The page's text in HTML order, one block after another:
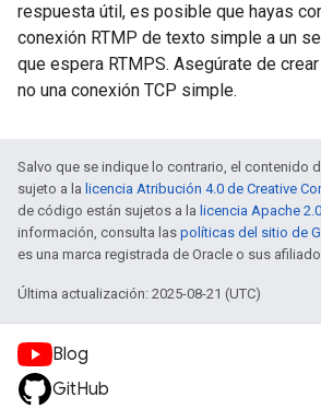
respuesta útil, es posible que hayas
conexión RTMP de texto simple a un
que espera RTMPS. Asegúrate de
no una conexión TCP simple.
Salvo que se indique lo contrario, el contenido
sujeto a la licencia Atribución 4.0 de Creative
de código están sujetos a la licencia Apache 2.0
información, consulta las políticas del sitio de
es una marca registrada de Oracle o sus
Última actualización: 2025-08-21 (UTC)
Blog
GitHub